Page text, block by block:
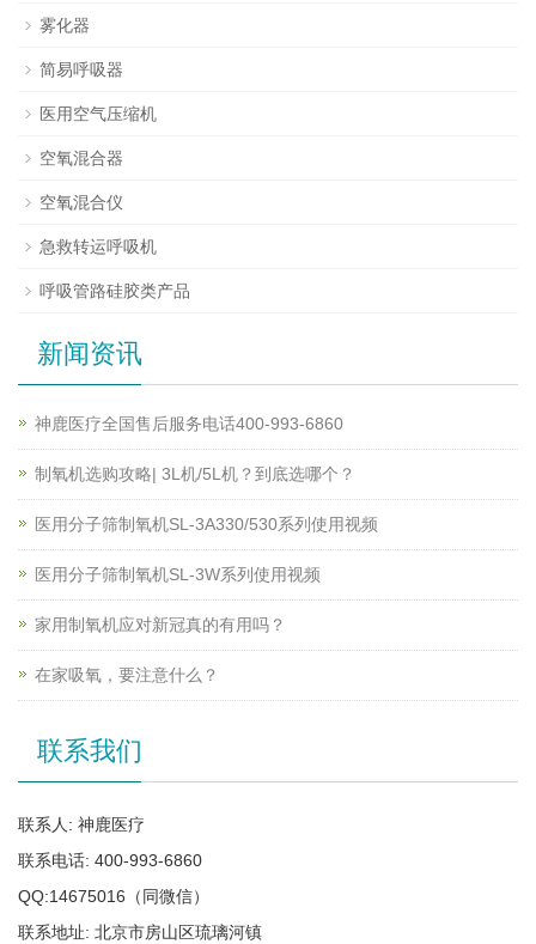
雾化器
简易呼吸器
医用空气压缩机
空氧混合器
空氧混合仪
急救转运呼吸机
呼吸管路硅胶类产品
新闻资讯
神鹿医疗全国售后服务电话400-993-6860
制氧机选购攻略| 3L机/5L机？到底选哪个？
医用分子筛制氧机SL-3A330/530系列使用视频
医用分子筛制氧机SL-3W系列使用视频
家用制氧机应对新冠真的有用吗？
在家吸氧，要注意什么？
联系我们
联系人: 神鹿医疗
联系电话: 400-993-6860
QQ:14675016（同微信）
联系地址: 北京市房山区琉璃河镇